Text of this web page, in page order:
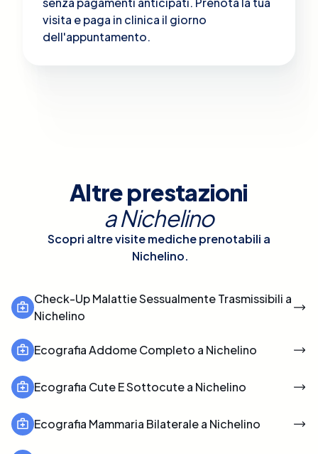
visita e paga in clinica il giorno
dell'appuntamento.
Altre prestazioni
aNichelino
Scopri altre visite mediche prenotabili a
Nichelino.
Check-Up Malattie Sessualmente Trasmissibili a
Nichelino
Ecografia Addome Completo a Nichelino
Ecografia Cute E Sottocute a Nichelino
Ecografia Mammaria Bilaterale a Nichelino